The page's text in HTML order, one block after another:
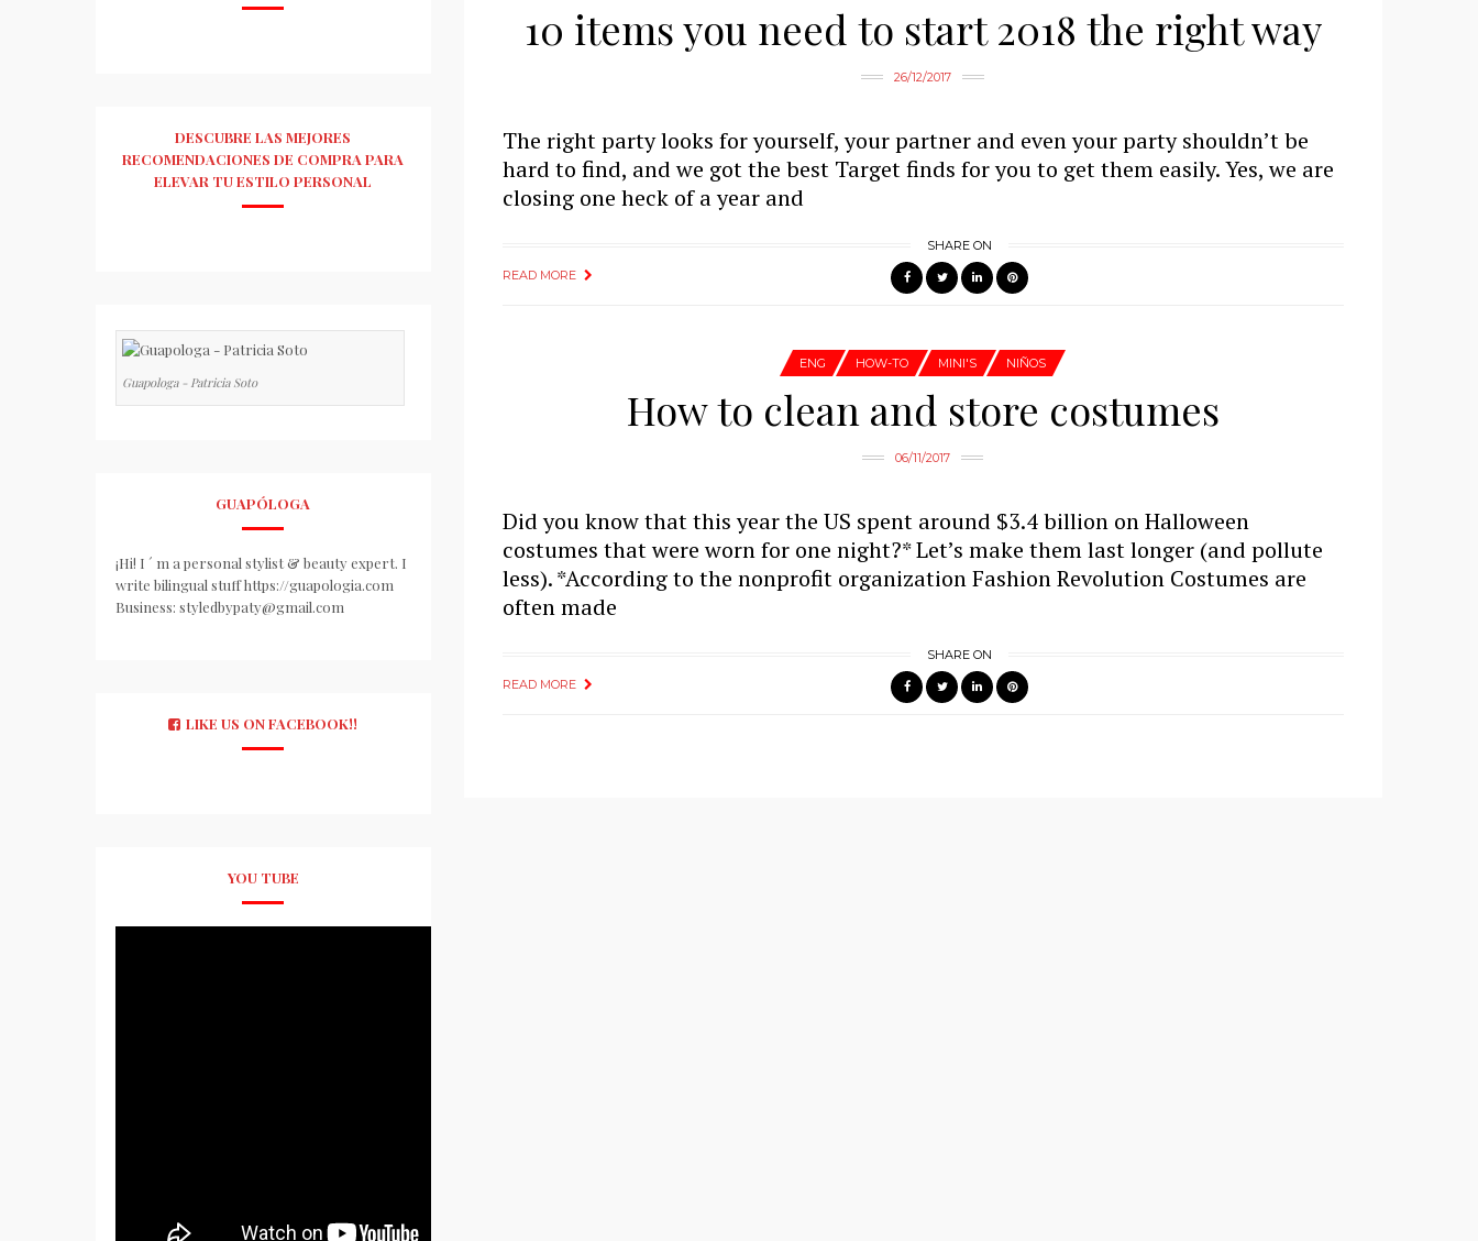
10 items you need to start 2018 the right way
26/12/2017
The right party looks for yourself, your partner and even your party shouldn’t be
hard to find, and we got the best Target finds for you to get them easily. Yes, we are
closing one heck of a year and
READ MORE
SHARE ON
ENG HOW-TO MINI'S NIÑOS
How to clean and store costumes
06/11/2017
Did you know that this year the US spent around $3.4 billion on Halloween
costumes that were worn for one night?* Let’s make them last longer (and pollute
less). *According to the nonprofit organization Fashion Revolution Costumes are
often made
READ MORE
SHARE ON
DESCUBRE LAS MEJORES
RECOMENDACIONES DE COMPRA PARA
ELEVAR TU ESTILO PERSONAL
Guapologa - Patricia Soto
GUAPÓLOGA
¡Hi! I ´ m a personal stylist & beauty expert. I
write bilingual stuff https://guapologia.com
Business: styledbypaty@gmail.com
LIKE US ON FACEBOOK!!
YOU TUBE